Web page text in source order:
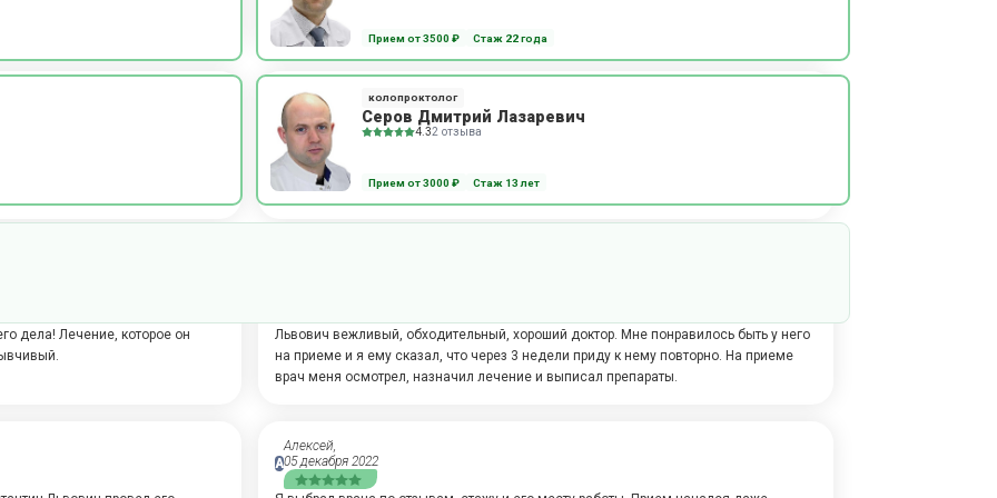
Константин
мне лечение.
Приняли меня вовремя. Врач выписал таблетки и лекарства. Я был у него первый
раз. Мне хватило уделенного времени. Пойду к доктору снова.
ответил на мои вопросы.
которые мне не
А
Пользователь скрыл имя,
23 октября 2023
Прием прошел хорошо, длился примерно 40 минут. Специалист по итогу
консультации выдал мне рекомендации. Константин Львович профессионал
своего дела. Дальнейшее лечение продолжу у данного специалиста.
дела! Лечение, которое он
Львович вежливый, обходительный, хороший доктор. Мне понравилось быть у него
на приеме и я ему сказал, что через 3 недели приду к нему повторно. На приеме
врач меня осмотрел, назначил лечение и выписал препараты.
А
Алексей,
05 декабря 2022
Прием от 3500 ₽ Стаж 22 года
колопроктолог
Серов Дмитрий Лазаревич
4.32 отзыва
Прием от 3000 ₽ Стаж 13 лет